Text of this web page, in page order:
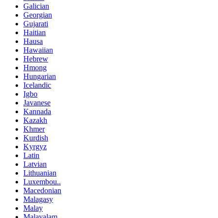
Galician
Georgian
Gujarati
Haitian
Hausa
Hawaiian
Hebrew
Hmong
Hungarian
Icelandic
Igbo
Javanese
Kannada
Kazakh
Khmer
Kurdish
Kyrgyz
Latin
Latvian
Lithuanian
Luxembou..
Macedonian
Malagasy
Malay